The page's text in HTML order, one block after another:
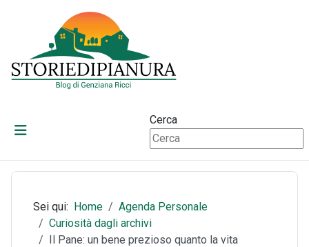
Cerca
Sei qui: Home
Agenda Personale
Curiosità dagli archivi
Il Pane: un bene prezioso quanto la vita